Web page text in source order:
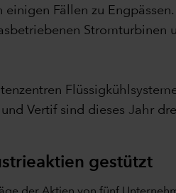
Fällen zu
Vertif sind dieses Jahr
gestützt